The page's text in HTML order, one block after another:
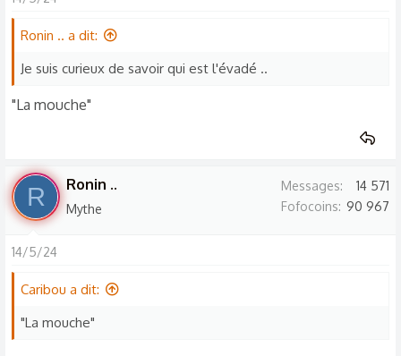
Ronin .. a dit:
Je suis curieux de savoir qui est l'évadé ..
"La mouche"
R Ronin ..
Mythe
Messages
14 571
Fofocoins 90 967
14/5/24
Caribou a dit:
"La mouche"